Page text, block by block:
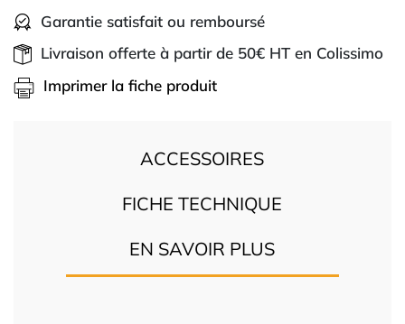
Garantie satisfait ou remboursé
Livraison offerte à partir de 50€ HT en Colissimo
Imprimer la fiche produit
ACCESSOIRES
FICHE TECHNIQUE
EN SAVOIR PLUS